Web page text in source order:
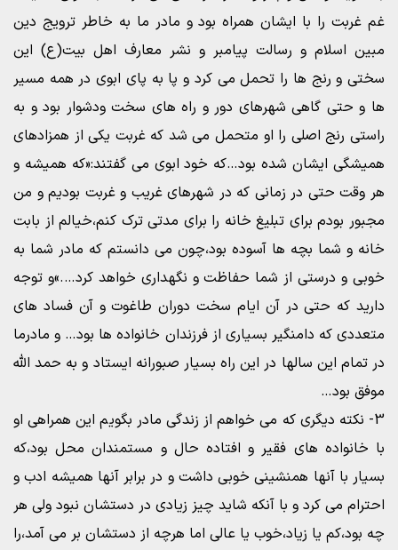
غم غربت را با ایشان همراه بود و مادر ما به خاطر ترویج دین
مبین اسلام و رسالت پیامبر و نشر معارف اهل بیت(ع) این
سختی و رنج ها را تحمل می کرد و پا به پای ابوی در همه مسیر
ها و حتی گاهی شهرهای دور و راه های سخت ودشوار بود و به
راستی رنج اصلی را او متحمل می شد که غربت یکی از همزادهای
همیشگی ایشان شده بود…که خود ابوی می گفتند:«که همیشه و
هر وقت حتی در زمانی که در شهرهای غریب و غربت بودیم و من
مجبور بودم برای تبلیغ خانه را برای مدتی ترک کنم،خیالم از بابت
خانه و شما بچه ها آسوده بود،چون می دانستم که مادر شما به
خوبی و درستی از شما حفاظت و نگهداری خواهد کرد….»و توجه
دارید که حتی در آن ایام سخت دوران طاغوت و آن فساد های
متعددی که دامنگیر بسیاری از فرزندان خانواده ها بود… و مادرما
در تمام این سالها در این راه بسیار صبورانه ایستاد و به حمد الله
موفق بود…
3- نکته دیگری که می خواهم از زندگی مادر بگویم این همراهی او
با خانواده های فقیر و افتاده حال و مستمندان محل بود،که
بسیار با آنها همنشینی خوبی داشت و در برابر آنها همیشه ادب و
احترام می کرد و با آنکه شاید چیز زیادی در دستشان نبود ولی هر
چه بود،کم یا زیاد،خوب یا عالی اما هرچه از دستشان بر می آمد،را